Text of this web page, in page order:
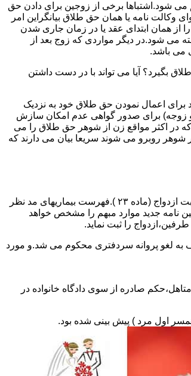
شود.اشتباها برخی از زوجین برای دادن حق
وکالت نامه یا همان حق طلاق بیانگراین امر
از همان ابتدای عقد یا در زمان جاری شدن
می شود.در دیگر مواردی که زوج بعد از
می باشد.
بگیرد؟ آیا می تواند با در دست داشتن
برای اعمال نمودن حق طلاق خود به نزدیک
و زوجه) برای صدور گواهی عدم امکان سازش
در اکثر مواقع زن از شوهر حق طلاق را می
شوهر روبرو می شوند سریعا بیان می دارند که
مطالبه و اخذ گواهی پزشکی معتبر مبنی بر عدم اعتیاد به مواد مخدر و عدم ابتلا به بیماریهای مسری ( سیفلیس،تالاسمی و..) و نیز واکسیناسیون زوجین،قبل از ثبت ازدواج (ماده ۲۳ ).فهرست بیماریهای مد نظر
نامه جدید موارد مبهم را مشخص خواهد
را ثبت نماید.
به لغو پروانه سردفتری محکوم می شد.و مورد
مجدد مردان متاهل،حکم صادره از سوی دادگاه خانواده در
اول مرد ) پیش بینی شده بود.